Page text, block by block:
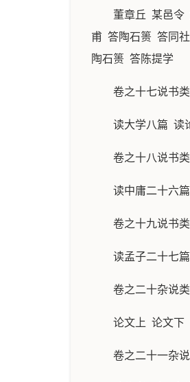
董章丘 某邑令
甫 答陶石篑 答同
陶石篑 答陈提学
卷之十七说书类
读大学八篇 读
卷之十八说书类
读中庸二十六篇
卷之十九说书类
读孟子二十七篇
卷之二十杂说类
论文上 论文下
卷之二十一杂